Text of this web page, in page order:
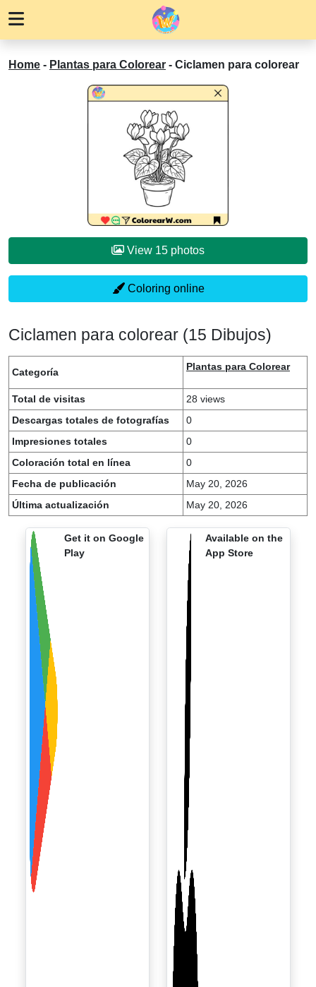
Home - Plantas para Colorear - Ciclamen para colorear
View 15 photos
Coloring online
Ciclamen para colorear (15 Dibujos)
Categoría Plantas para Colorear
Total de visitas
28 views
Descargas totales de fotografías
0
Impresiones totales
0
Coloración total en línea
0
Fecha de publicación
May 20, 2026
Última actualización
May 20, 2026
Get it on Google
Play
Available on the
App Store